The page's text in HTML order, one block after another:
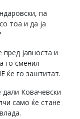
па
тоа и да ја
јавноста и
го сменил
ќе го заштитат.
Ковачевски
само ќе стане